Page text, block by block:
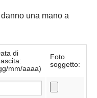
una mano a
di
mm/aaaa)
Foto
soggetto: